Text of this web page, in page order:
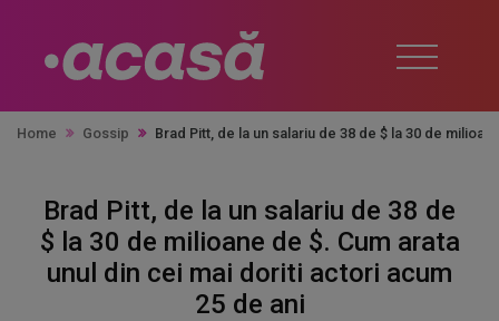
Home Gossip Brad Pitt, de la un salariu de 38 de $ la 30 de
Brad Pitt, de la un salariu de 38 de
$ la 30 de milioane de $. Cum arata
unul din cei mai doriti actori acum
25 de ani